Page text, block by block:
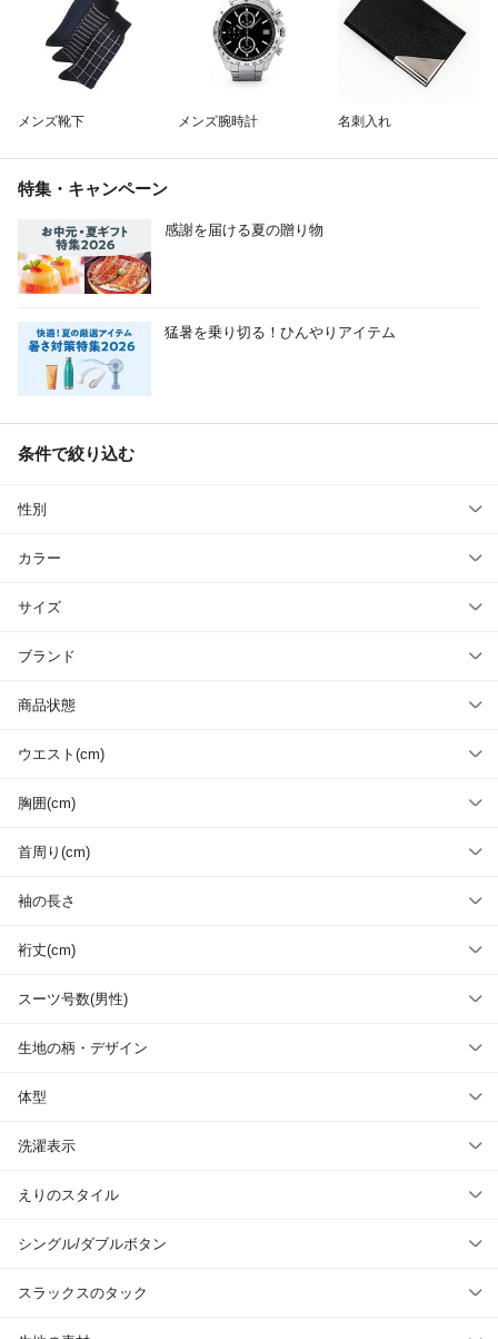
メンズ靴下 メンズ腕時計 名刺入れ
特集・キャンペーン
感謝を届ける夏の贈り物
猛暑を乗り切る！ひんやりアイテム
条件で絞り込む
性別
カラー
サイズ
ブランド
商品状態
ウエスト(cm)
胸囲(cm)
首周り(cm)
袖の長さ
裄丈(cm)
スーツ号数(男性)
生地の柄・デザイン
体型
洗濯表示
えりのスタイル
シングル/ダブルボタン
スラックスのタック